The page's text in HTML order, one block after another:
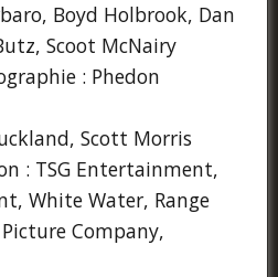
Boyd Holbrook, Dan
Scoot McNairy
: Phedon
Scott Morris
: TSG Entertainment,
White Water, Range
Company,